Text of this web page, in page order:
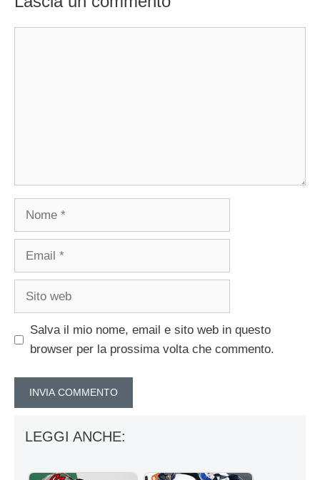
Nome
Email
Sito
Salva il mio nome, email e sito web in questo
browser per la prossima volta che commento.
LEGGI ANCHE: